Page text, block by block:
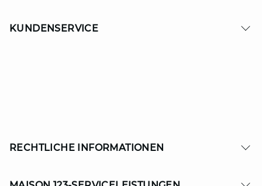
KUNDENSERVICE
RECHTLICHE INFORMATIONEN